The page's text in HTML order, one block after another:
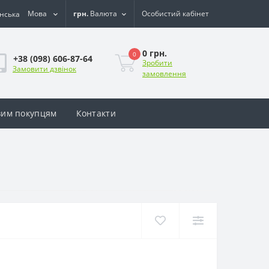
Мова грн. Валюта Особистий кабінет
+38 (098) 606-87-64
Замовити дзвінок
0 0 грн.
Зробити
замовлення
покупцям Контакти